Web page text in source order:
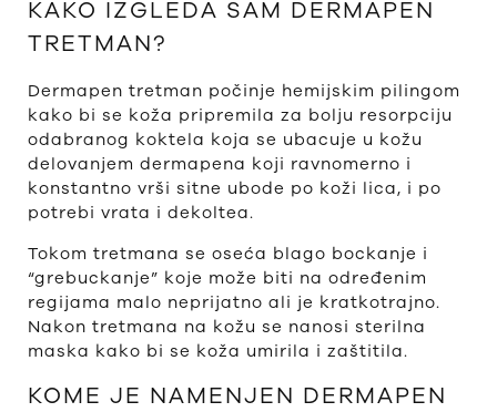
KAKO IZGLEDA SAM DERMAPEN
TRETMAN?
Dermapen tretman počinje hemijskim pilingom
kako bi se koža pripremila za bolju resorpciju
odabranog koktela koja se ubacuje u kožu
delovanjem dermapena koji ravnomerno i
konstantno vrši sitne ubode po koži lica, i po
potrebi vrata i dekoltea.
Tokom tretmana se oseća blago bockanje i
“grebuckanje” koje može biti na određenim
regijama malo neprijatno ali je kratkotrajno.
Nakon tretmana na kožu se nanosi sterilna
maska kako bi se koža umirila i zaštitila.
KOME JE NAMENJEN DERMAPEN